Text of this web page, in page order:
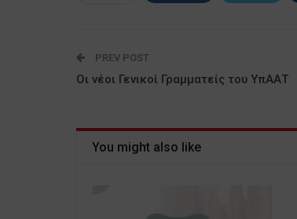
PREV POST
Οι νέοι Γενικοί Γραμματείς του ΥπΑΑΤ
You might also like